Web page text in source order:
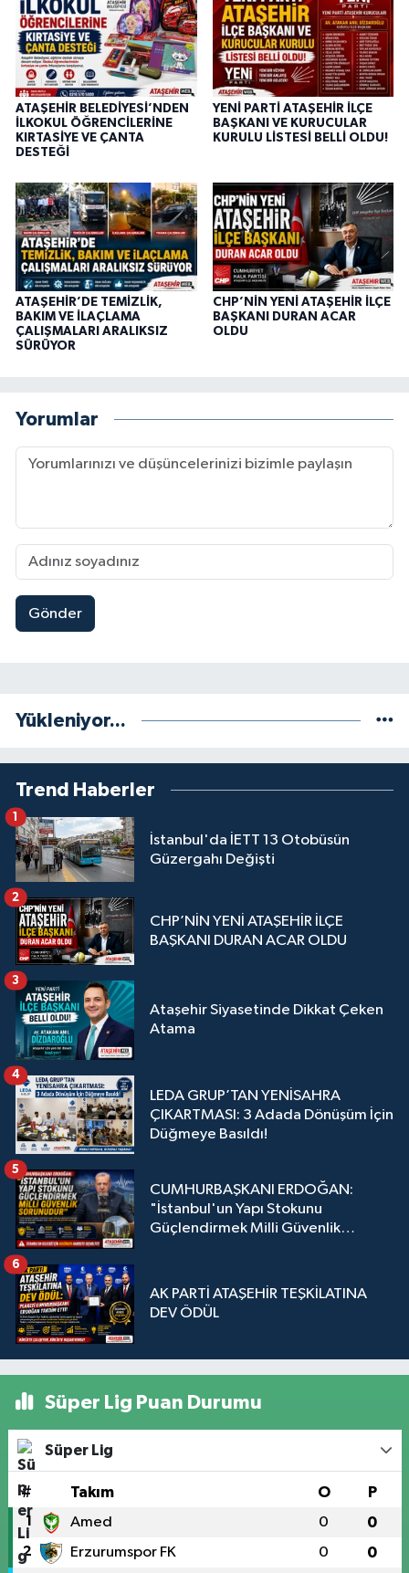
ATAŞEHİR BELEDİYESİ’NDEN
İLKOKUL ÖĞRENCİLERİNE
KIRTASİYE VE ÇANTA
DESTEĞİ
YENİ PARTİ ATAŞEHİR İLÇE
BAŞKANI VE KURUCULAR
KURULU LİSTESİ BELLİ OLDU!
ATAŞEHİR’DE TEMİZLİK,
BAKIM VE İLAÇLAMA
ÇALIŞMALARI ARALIKSIZ
SÜRÜYOR
CHP’NİN YENİ ATAŞEHİR İLÇE
BAŞKANI DURAN ACAR
OLDU
Yorumlar
Gönder
Yükleniyor...
Trend Haberler
İstanbul'da İETT 13 Otobüsün
Güzergahı Değişti
1
CHP’NİN YENİ ATAŞEHİR İLÇE
BAŞKANI DURAN ACAR OLDU
2
Ataşehir Siyasetinde Dikkat Çeken
Atama
3
LEDA GRUP’TAN YENİSAHRA
ÇIKARTMASI: 3 Adada Dönüşüm İçin
Düğmeye Basıldı!
4
CUMHURBAŞKANI ERDOĞAN:
"İstanbul'un Yapı Stokunu
Güçlendirmek Milli Güvenlik
5
AK PARTİ ATAŞEHİR TEŞKİLATINA
DEV ÖDÜL
6
Süper Lig Puan Durumu
Süper Lig
# Takım O P
1 Amed 0 0
2 Erzurumspor FK 0 0